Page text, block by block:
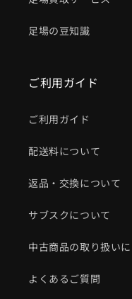
足場の豆知識
ご利用ガイド
ご利用ガイド
配送料について
返品・交換について
サブスクについて
中古商品の取り扱い
よくあるご質問